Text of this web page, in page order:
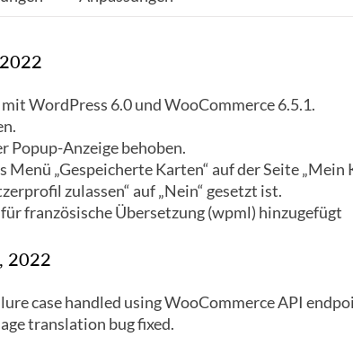
WordPress 6.0 und WooCommerce 6.5.1.
Popup-Anzeige behoben.
Menü „Gespeicherte Karten“ auf der Seite „Mein
zulassen“ auf „Nein“ gesetzt ist.
französische Übersetzung (wpml) hinzugefügt
2022
case handled using WooCommerce API
translation bug fixed.